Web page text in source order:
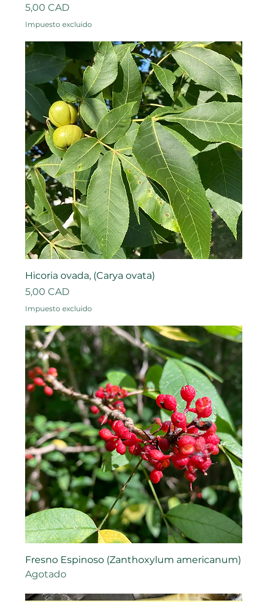
Precio
5,00 CAD
Impuesto excluido
Hicoria ovada, (Carya ovata)
Precio
5,00 CAD
Impuesto excluido
Fresno Espinoso (Zanthoxylum americanum)
Agotado